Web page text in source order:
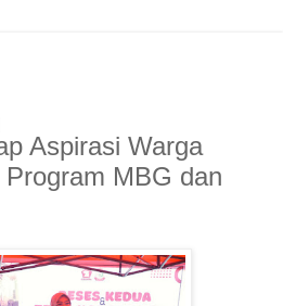
Aspirasi Warga
MBG dan